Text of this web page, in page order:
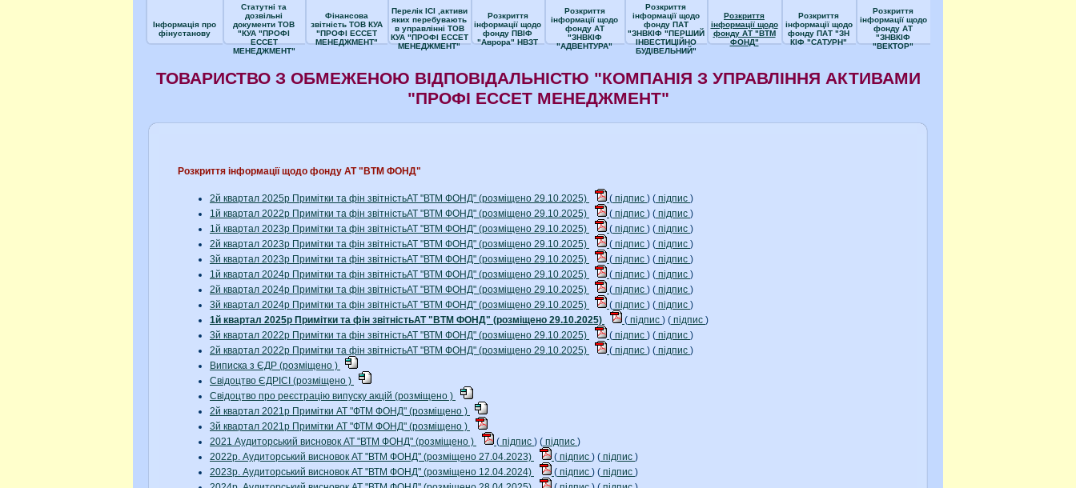
Інформація про
фінустанову
Статутні та
дозвільні
документи ТОВ
"КУА "ПРОФІ
ЕССЕТ
МЕНЕДЖМЕНТ"
Фінансова
звітність ТОВ КУА
"ПРОФІ ЕССЕТ
МЕНЕДЖМЕНТ"
Перелік ІСІ ,активи
яких перебувають
в управлінні ТОВ
КУА "ПРОФІ ЕССЕТ
МЕНЕДЖМЕНТ"
Розкриття
інформації щодо
фонду ПВІФ
"Аврора" НВЗТ
Розкриття
інформації щодо
фонду АТ
"ЗНВКІФ
"АДВЕНТУРА"
Розкриття
інформації щодо
фонду ПАТ
"ЗНВКІФ "ПЕРШИЙ
ІНВЕСТИЦІЙНО
БУДІВЕЛЬНИЙ"
Розкриття
інформації щодо
фонду АТ "ВТМ
ФОНД"
Розкриття
інформації щодо
фонду ПАТ "ЗН
КІФ "САТУРН"
Розкриття
інформації щодо
фонду АТ
"ЗНВКІФ
"ВЕКТОР"
ТОВАРИСТВО З ОБМЕЖЕНОЮ ВІДПОВІДАЛЬНІСТЮ "КОМПАНІЯ З УПРАВЛІННЯ АКТИВАМИ
"ПРОФІ ЕССЕТ МЕНЕДЖМЕНТ"
Розкриття інформації щодо фонду АТ "ВТМ ФОНД"
2й квартал 2025р Примітки та фін звітністьАТ "ВТМ ФОНД" (розміщено 29.10.2025) ( підпис ) ( підпис )
1й квартал 2022р Примітки та фін звітністьАТ "ВТМ ФОНД" (розміщено 29.10.2025)
( підпис ) ( підпис )
1й квартал 2023р Примітки та фін звітністьАТ "ВТМ ФОНД" (розміщено 29.10.2025)
( підпис ) ( підпис )
2й квартал 2023р Примітки та фін звітністьАТ "ВТМ ФОНД" (розміщено 29.10.2025)
( підпис ) ( підпис )
3й квартал 2023р Примітки та фін звітністьАТ "ВТМ ФОНД" (розміщено 29.10.2025)
( підпис ) ( підпис )
1й квартал 2024р Примітки та фін звітністьАТ "ВТМ ФОНД" (розміщено 29.10.2025)
( підпис ) ( підпис )
2й квартал 2024р Примітки та фін звітністьАТ "ВТМ ФОНД" (розміщено 29.10.2025)
( підпис ) ( підпис )
3й квартал 2024р Примітки та фін звітністьАТ "ВТМ ФОНД" (розміщено 29.10.2025)
( підпис ) ( підпис )
1й квартал 2025р Примітки та фін звітністьАТ "ВТМ ФОНД" (розміщено 29.10.2025)
( підпис ) ( підпис )
3й квартал 2022р Примітки та фін звітністьАТ "ВТМ ФОНД" (розміщено 29.10.2025)
( підпис ) ( підпис )
2й квартал 2022р Примітки та фін звітністьАТ "ВТМ ФОНД" (розміщено 29.10.2025)
( підпис ) ( підпис )
Виписка з ЄДР (розміщено )
Свідоцтво ЄДРІСІ (розміщено )
Свідоцтво про реєстрацію випуску акцій (розміщено )
2й квартал 2021р Примітки АТ "ФТМ ФОНД" (розміщено )
3й квартал 2021р Примітки АТ "ФТМ ФОНД" (розміщено )
2021 Аудиторський висновок АТ "ВТМ ФОНД" (розміщено )
( підпис ) ( підпис )
2022р. Аудиторський висновок АТ "ВТМ ФОНД" (розміщено 27.04.2023)
( підпис ) ( підпис )
2023р. Аудиторський висновок АТ "ВТМ ФОНД" (розміщено 12.04.2024)
( підпис ) ( підпис )